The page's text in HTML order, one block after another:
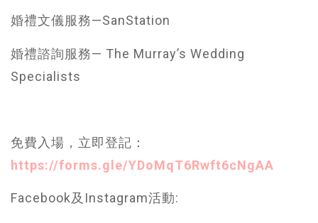
婚禮文儀服務—SanStation
婚禮諮詢服務— The Murray’s Wedding
Specialists
免費入場，立即登記：
https://forms.gle/YDoMqT6Rwft6cNgAA
Facebook及Instagram活動: